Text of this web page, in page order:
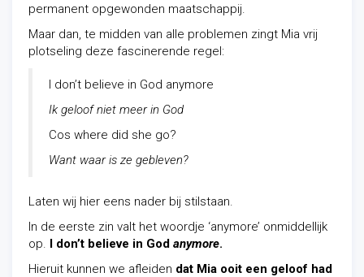
permanent opgewonden maatschappij.
Maar dan, te midden van alle problemen zingt Mia vrij
plotseling deze fascinerende regel:
I don’t believe in God anymore
Ik geloof niet meer in God
Cos where did she go?
Want waar is ze gebleven?
Laten wij hier eens nader bij stilstaan.
In de eerste zin valt het woordje ‘anymore’ onmiddellijk
op. I don’t believe in God anymore.
Hieruit kunnen we afleiden dat Mia ooit een geloof had